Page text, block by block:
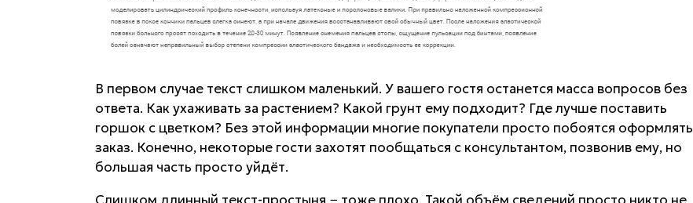
В первом случае текст слишком маленький. У вашего гостя останется масса вопросов без
ответа. Как ухаживать за растением? Какой грунт ему подходит? Где лучше поставить
горшок с цветком? Без этой информации многие покупатели просто побоятся оформлять
заказ. Конечно, некоторые гости захотят пообщаться с консультантом, позвонив ему, но
большая часть просто уйдёт.